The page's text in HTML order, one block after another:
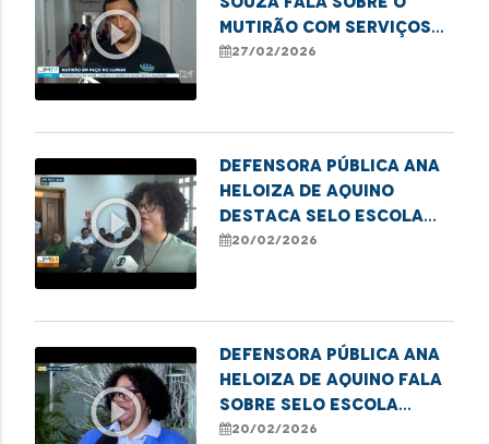
play_circle_outline
mutirão com serviços
para moradores em
Paço do Lumiar
27/02/2026
play_circle_outline
Defensora Pública Ana
Heloiza de Aquino
destaca Selo Escola
Antirracista em
20/02/2026
play_circle_outline
Defensora Pública Ana
Heloiza de Aquino fala
sobre Selo Escola
Antirracista em
20/02/2026